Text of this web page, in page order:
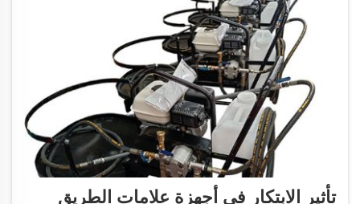
تأثير الابتكار في أجهزة علامات الطريق